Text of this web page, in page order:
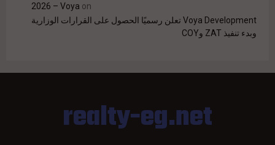
2026 – Voya on
Voya Development تعلن رسميًا الحصول على القرارات الوزارية
وبدء تنفيذ ZAT وCOY
realty-eg.net